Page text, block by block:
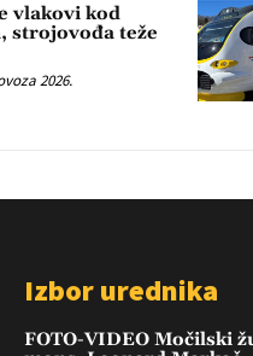
vlakovi kod
strojovođa teže
2026.
Izbor urednika
FOTO-VIDEO Močilski